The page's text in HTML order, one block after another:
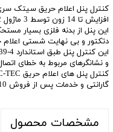
افزایش تا 14 زون توسط 3 ماژول 2 زونه میباشد.
دتکتور و بی نهایت شستی اعلام
و نشانگرهای مربوط به خطای
گارانتی و خدمات پس از فروش 10 ساله قابل عرضه است.
مشخصات محصول